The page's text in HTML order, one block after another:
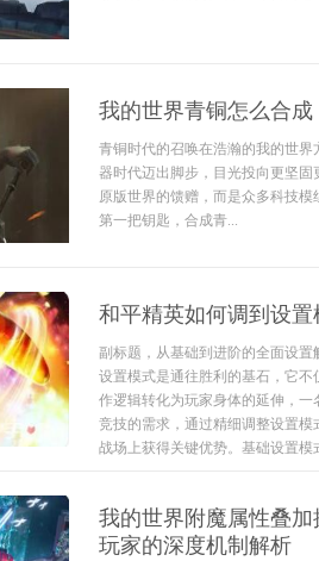
我的世界青铜怎么合
青铜时代的召唤在浩瀚的我的世
器时代迈出脚步，目光投向更坚
原版世界的馈赠，而是众多科技
第一把钥匙，合成青...
和平精英如何调到设
副标题，从基础到进阶的全面设
设置模式是通往胜利的基石，它
作逻辑转化为玩家身体的延伸，
竞技的需求，通过精细调整设置
战场上获得关键优势。基础设置模
我的世界附魔属性叠
玩家的深度机制解析